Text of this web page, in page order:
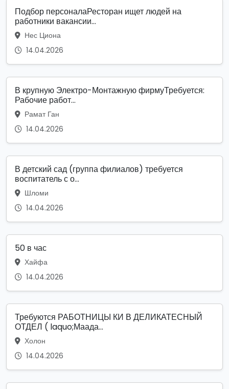
Подбор персоналаРесторан ищет людей на
работники вакансии...
Нес Циона
14.04.2026
В крупную Электро-Монтажную фирмуТребуется:
Рабочие работ...
Рамат Ган
14.04.2026
В детский сад (группа филиалов) требуется
воспитатель с о...
Шломи
14.04.2026
50 в час
Хайфа
14.04.2026
Требуются РАБОТНИЦЫ КИ В ДЕЛИКАТЕСНЫЙ
ОТДЕЛ ( laquo;Маада...
Холон
14.04.2026